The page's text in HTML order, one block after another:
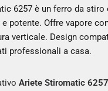
6257 è un ferro da stiro
potente. Offre vapore
verticale. Design
professionali a casa.
Ariete Stiromatic 6257